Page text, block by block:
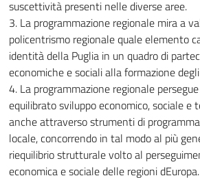
suscettività presenti nelle diverse aree.
3. La programmazione regionale mira a
policentrismo regionale quale elemento
identità della Puglia in un quadro di
economiche e sociali alla formazione
4. La programmazione regionale
equilibrato sviluppo economico, sociale e
anche attraverso strumenti di
locale, concorrendo in tal modo al più
riequilibrio strutturale volto al
economica e sociale delle regioni dEuropa.